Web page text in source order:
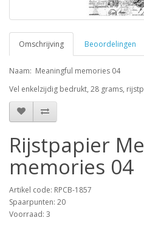
Omschrijving Beoordelingen
Naam: Meaningful memories 04
Vel enkelzijdig bedrukt, 28 grams,
Rijstpapier
memories 04
Artikel code: RPCB-1857
Spaarpunten: 20
Voorraad: 3